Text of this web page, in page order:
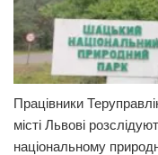
Працівники
місті Львові
національному